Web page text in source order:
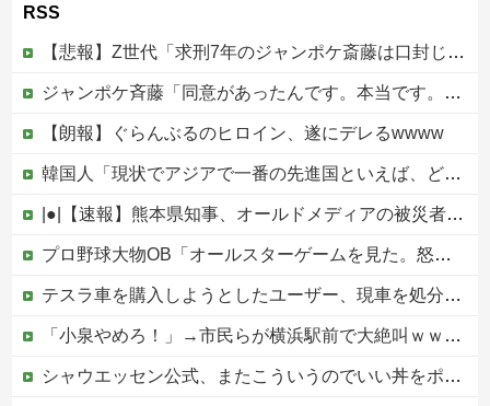
RSS
【悲報】Z世代「求刑7年のジャンポケ斎藤は口封じに被害者殺した方が量刑軽かっただろ」←1万いいね
ジャンポケ斉藤「同意があったんです。本当です。信じて下さい」 ←何でこの主張が通らないの？
【朗報】ぐらんぶるのヒロイン、遂にデレるwwww
韓国人「現状でアジアで一番の先進国といえば、どの国になるんだ？やはり日本という認識なのだろうか？」
|●|【速報】熊本県知事、オールドメディアの被災者、遺族への取材に怒り「極めて強い不満、苦情が寄せられた」
プロ野球大物OB「オールスターゲームを見た。怒りを通り越して、あきれ果てた」他
テスラ車を購入しようとしたユーザー、現車を処分して代金を支払い、平日の納車日に予定を合わせた結果……
「小泉やめろ！」→市民らが横浜駅前で大絶叫ｗｗｗｗｗｗｗｗ
シャウエッセン公式、またこういうのでいい丼をポスト